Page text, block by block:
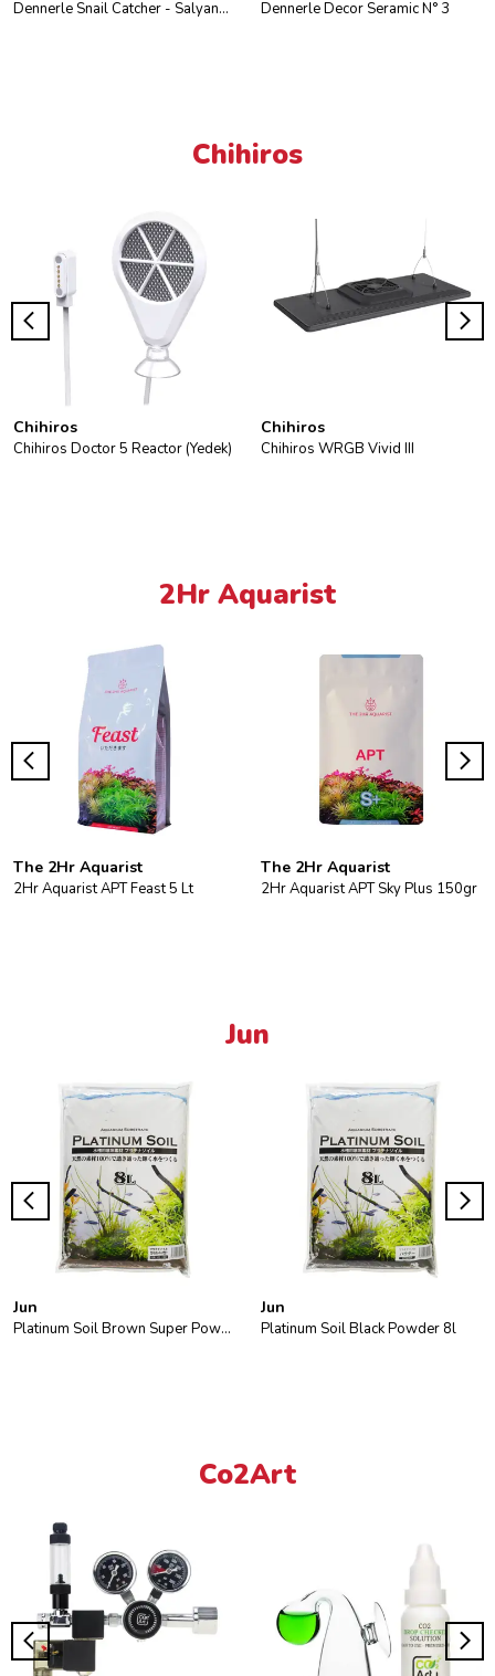
Dennerle Snail Catcher - Salyangoz Toplayıcı Dennerle Decor Seramic N° 3
Chihiros
Chihiros
Chihiros Doctor 5 Reactor (Yedek)
Chihiros
Chihiros WRGB Vivid III
2Hr Aquarist
The 2Hr Aquarist
2Hr Aquarist APT Feast 5 Lt
The 2Hr Aquarist
2Hr Aquarist APT Sky Plus 150gr
Jun
Jun
Platinum Soil Brown Super Powder 8l
Jun
Platinum Soil Black Powder 8l
Co2Art